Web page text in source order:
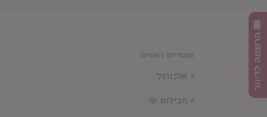
קטגוריות ראשיות
אלכוהול
חבילות שי
הרשמה לדיוור